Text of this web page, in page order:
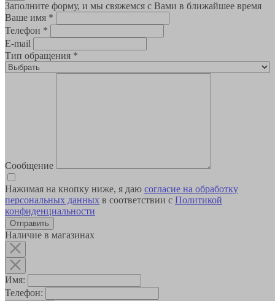
Заполните форму, и мы свяжемся с Вами в ближайшее время
Ваше имя *
Телефон *
E-mail
Тип обращения *
Сообщение
Нажимая на кнопку ниже, я даю согласие на обработку
персональных данных в соответствии с Политикой
конфиденциальности
Наличие в магазинах
Имя:
Телефон: